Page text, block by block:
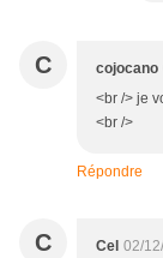
C cojocano
<br /> je
<br />
Répondre
C Cel 02/